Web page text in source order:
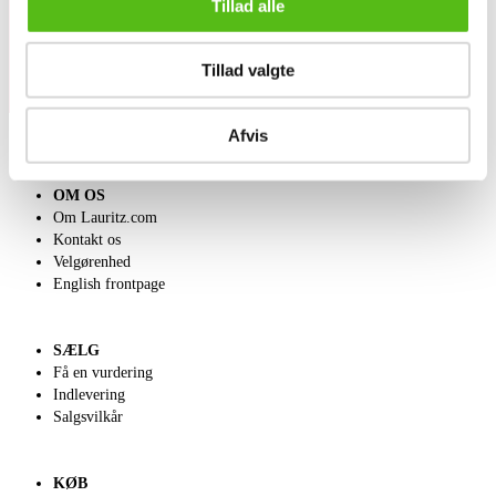
Tillad alle
Tillad valgte
Afvis
OM OS
Om Lauritz.com
Kontakt os
Velgørenhed
English frontpage
SÆLG
Få en vurdering
Indlevering
Salgsvilkår
KØB